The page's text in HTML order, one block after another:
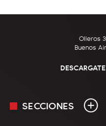
Olleros
Buenos
SECCIONES